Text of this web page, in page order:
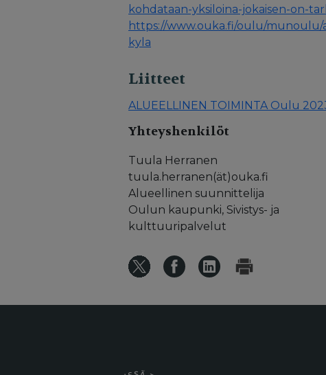
kohdataan-yksiloina-jokaisen-on-
https://www.ouka.fi/oulu/
kyla
Liitteet
ALUEELLINEN TOIMINTA Oulu
Yhteyshenkilöt
Tuula Herranen
tuula.herranen(ät)ouka.fi
Alueellinen suunnittelija
Oulun kaupunki, Sivistys- ja
kulttuuripalvelut